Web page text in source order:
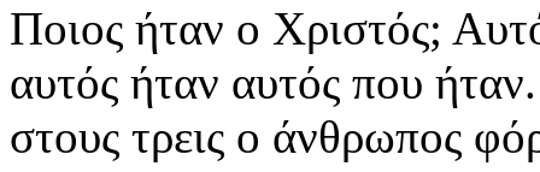
Ποιος ήταν ο Χριστός;
αυτός ήταν αυτός που
στους τρεις ο άνθρωπος